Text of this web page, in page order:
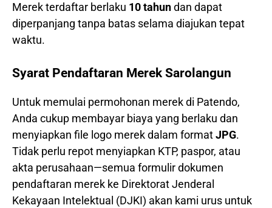
Merek terdaftar berlaku 10 tahundan dapat
diperpanjang tanpa batas selama diajukan tepat
waktu.
Syarat Pendaftaran Merek Sarolangun
Untuk memulai permohonan merek di Patendo,
Anda cukup membayar biaya yang berlaku dan
menyiapkan file logo merek dalam formatJPG.
Tidak perlu repot menyiapkan KTP, paspor, atau
akta perusahaan—semua formulir dokumen
pendaftaran merek ke Direktorat Jenderal
Kekayaan Intelektual (DJKI) akan kami urus untuk